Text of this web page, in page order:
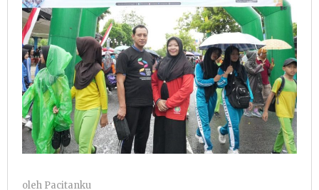
oleh Pacitanku